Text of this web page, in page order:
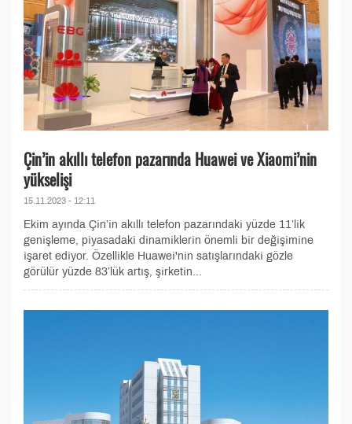
Çin’in akıllı telefon pazarında Huawei ve Xiaomi’nin
yükselişi
15.11.2023 - 12:11
Ekim ayında Çin’in akıllı telefon pazarındaki yüzde 11’lik
genişleme, piyasadaki dinamiklerin önemli bir değişimine
işaret ediyor. Özellikle Huawei'nin satışlarındaki gözle
görülür yüzde 83’lük artış, şirketin...